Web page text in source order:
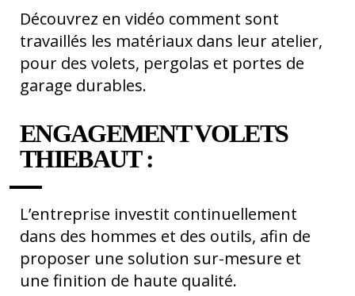
Découvrez en vidéo comment sont
travaillés les matériaux dans leur atelier,
pour des volets, pergolas et portes de
garage durables.
ENGAGEMENT VOLETS
THIEBAUT :
L’entreprise investit continuellement
dans des hommes et des outils, afin de
proposer une solution sur-mesure et
une finition de haute qualité.